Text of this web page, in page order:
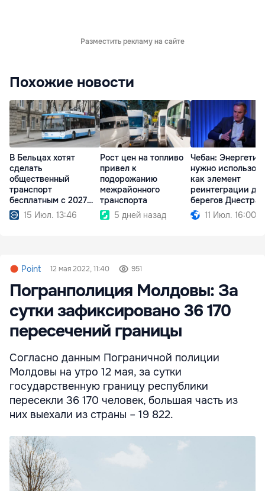
Разместить рекламу на сайте
Похожие новости
В Бельцах хотят
сделать
общественный
транспорт
бесплатным с 2027
года15 Июл. 13:46
Рост цен на топливо
привел к
подорожанию
межрайонного
транспорта
5 дней назад
Чебан:
нужно
как элемент
реинтеграции
берегов Днестра
11 Июл. 16:00
Point 12 мая 2022, 11:40 951
Погранполиция Молдовы: За
сутки зафиксировано 36 170
пересечений границы
Согласно данным Пограничной полиции
Молдовы на утро 12 мая, за сутки
государственную границу республики
пересекли 36 170 человек, большая часть из
них выехали из страны – 19 822.